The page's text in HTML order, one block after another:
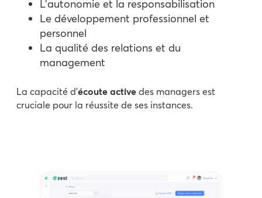
L’autonomie et la responsabilisation
Le développement professionnel et
personnel
La qualité des relations et du
management
La capacité d’écoute active des managers est
cruciale pour la réussite de ses instances.